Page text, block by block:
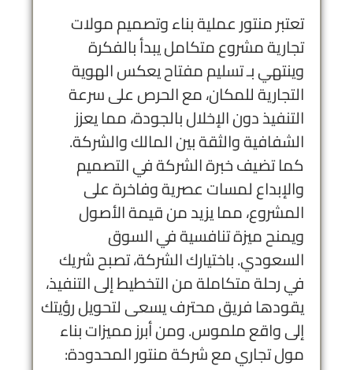
تعتبر منتور عملية بناء وتصميم مولات
تجارية مشروع متكامل يبدأ بالفكرة
وينتهي بـتسليم مفتاحيعكس الهوية
التجارية للمكان، مع الحرص على سرعة
التنفيذ دون الإخلال بالجودة، مما يعزز
الشفافية والثقة بين المالك والشركة.
كما تضيف خبرة الشركة في التصميم
والإبداع لمسات عصرية وفاخرة على
المشروع، مما يزيد من قيمة الأصول
ويمنح ميزة تنافسية في السوق
السعودي. باختيارك الشركة، تصبح شريك
في رحلة متكاملة من التخطيط إلى التنفيذ،
يقودها فريق محترف يسعى لتحويل رؤيتك
إلى واقع ملموس. ومن أبرز مميزات بناء
مول تجاري مع شركة منتور المحدودة: